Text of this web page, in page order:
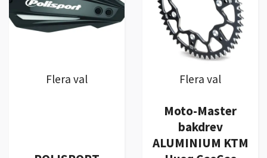
Flera val Flera val
Moto-Master
bakdrev
ALUMINIUM KTM